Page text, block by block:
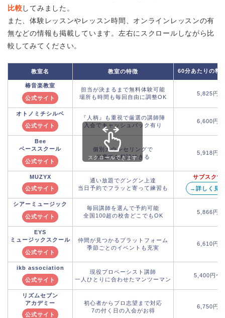
比較してみました。
また、体験レッスンやレッスン時間、オンラインレッスンの有
無などの情報も掲載しています。左右にスクロールしながら比
較してみてください。
教室名 教室の特徴 60分あたりの料
椿音楽教室
公式サイト
担当が決まるまで無料体験可能
場所も時間も毎回自由に調整OK
5,825円
オトノミチシルベ
公式サイト
『人柄』も重視で厳選の講師陣
入会でキャッシュバック有り
6,600円
Bee
ベーススクール
公式サイト
個別カウンセリングで
何度でも相談できる
5,918円
MUZYX
公式サイト
通い放題でグングン上達
当日予約でフラッと寄って練習も
サブスク制
→詳しく見
シアーミュージック
公式サイト
毎回講師を選んで予約可能
全国100超の校舎どこでもOK
5,866円
EYS
ミュージックスクール
公式サイト
仲間が見つかるプラットフォーム
季節ごとのイベントも充実
6,610円
ikb association
公式サイト
現役プロベーシスト講師
一人ひとりに合わせたマンツーマン
5,400円〜
リズムセブン
アカデミー
公式サイト
初心者からプロ志望まで対応
7の付く日の入会がお得
6,750円
スクロールできます